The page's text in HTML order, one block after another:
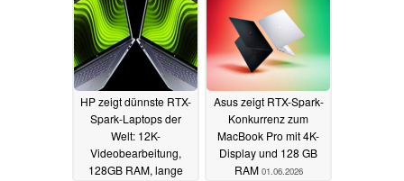
HP zeigt dünnste RTX-
Spark-Laptops der
Welt: 12K-
Videobearbeitung,
128GB RAM, lange
Asus zeigt RTX-Spark-
Konkurrenz zum
MacBook Pro mit 4K-
Display und 128 GB
RAM 01.06.2026